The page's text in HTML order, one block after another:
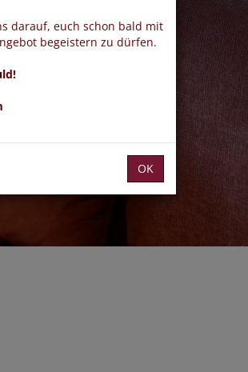
darauf, euch schon bald mit
begeistern zu dürfen.
OK